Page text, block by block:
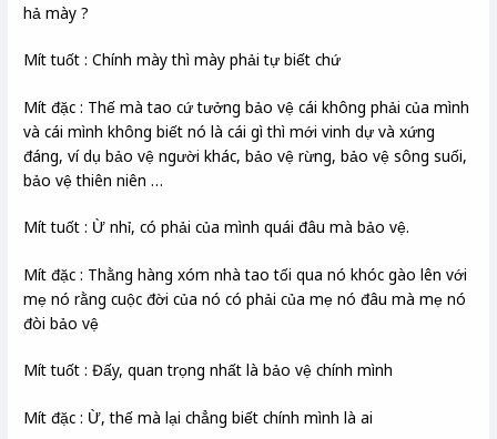
hả mày ?
Mít tuốt : Chính mày thì mày phải tự biết chứ
Mít đặc : Thế mà tao cứ tưởng bảo vệ cái không phải của mình
và cái mình không biết nó là cái gì thì mới vinh dự và xứng
đáng, ví dụ bảo vệ người khác, bảo vệ rừng, bảo vệ sông suối,
bảo vệ thiên niên …
Mít tuốt : Ừ nhỉ, có phải của mình quái đâu mà bảo vệ.
Mít đặc : Thằng hàng xóm nhà tao tối qua nó khóc gào lên với
mẹ nó rằng cuộc đời của nó có phải của mẹ nó đâu mà mẹ nó
đòi bảo vệ
Mít tuốt : Đấy, quan trọng nhất là bảo vệ chính mình
Mít đặc : Ừ, thế mà lại chẳng biết chính mình là ai